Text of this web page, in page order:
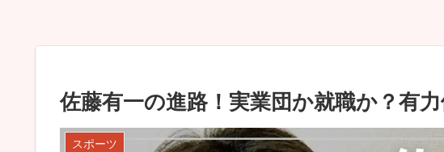
佐藤有一の進路！実業団か就職か？有力
スポーツ